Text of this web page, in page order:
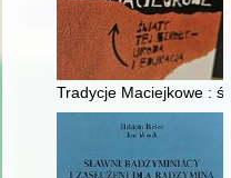
Tradycje Maciejkowe :